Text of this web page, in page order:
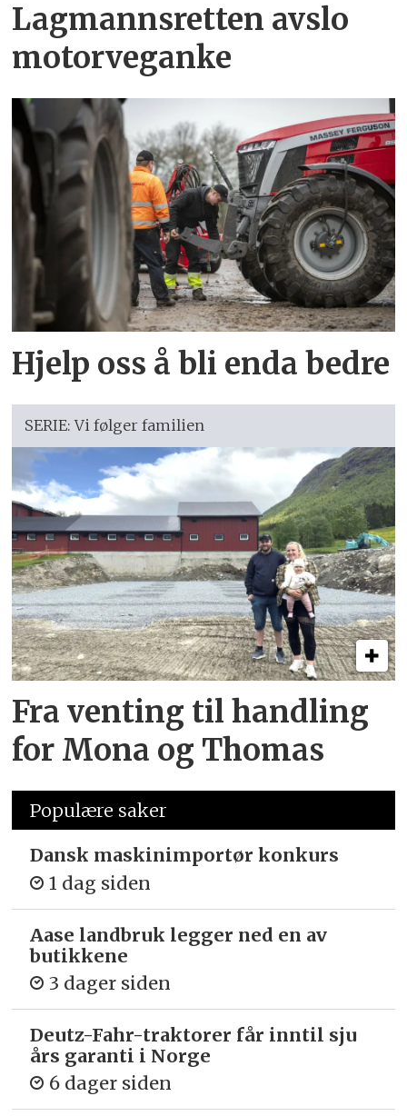
Lagmannsretten avslo
motorveganke
Hjelp oss å bli enda bedre
SERIE: Vi følger familien
Fra venting til handling
for Mona og Thomas
Populære saker
Dansk maskinimportør konkurs
1 dag siden
Aase landbruk legger ned en av
butikkene
3 dager siden
Deutz-Fahr-traktorer får inntil sju
års garanti i Norge
6 dager siden